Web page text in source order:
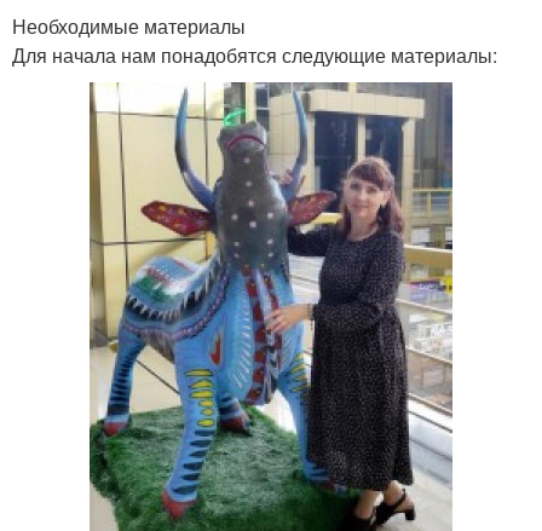
Необходимые материалы
Для начала нам понадобятся следующие материалы: